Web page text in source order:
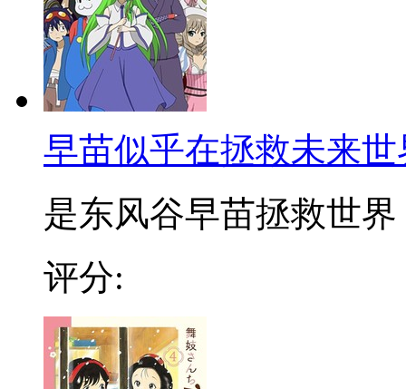
早苗似乎在拯救未来世
是东风谷早苗拯救世界
评分: